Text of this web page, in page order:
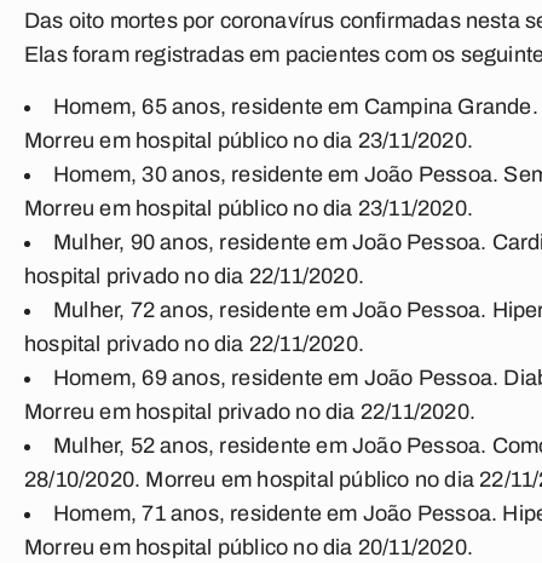
Das oito mortes por coronavírus confirmadas nesta
Elas foram registradas em pacientes com os
Homem, 65 anos, residente em Campina
Morreu em hospital público no dia 23/11/2020.
Homem, 30 anos, residente em João Pessoa.
Morreu em hospital público no dia 23/11/2020.
Mulher, 90 anos, residente em João Pessoa.
hospital privado no dia 22/11/2020.
Mulher, 72 anos, residente em João Pessoa.
hospital privado no dia 22/11/2020.
Homem, 69 anos, residente em João Pessoa.
Morreu em hospital privado no dia 22/11/2020.
Mulher, 52 anos, residente em João Pessoa.
28/10/2020. Morreu em hospital público no dia 22/
Homem, 71 anos, residente em João Pessoa.
Morreu em hospital público no dia 20/11/2020.